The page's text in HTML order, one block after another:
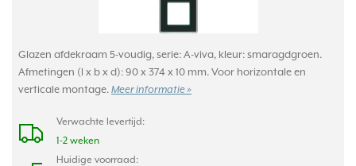
Glazen afdekraam 5-voudig, serie: A-viva, kleur: smaragdgroen.
Afmetingen (l x b x d): 90 x 374 x 10 mm. Voor horizontale en
verticale montage. Meer informatie »
Verwachte levertijd:
1-2 weken
Huidige voorraad: